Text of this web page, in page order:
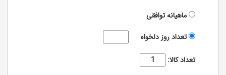
ماهیانهتوافقی
تعداد روز دلخواه
تعداد کالا: